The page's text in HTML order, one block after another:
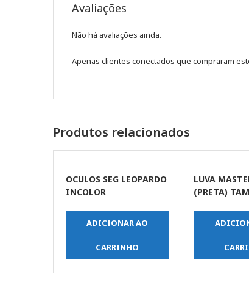
Avaliações
Não há avaliações ainda.
Apenas clientes conectados que compraram
Produtos relacionados
OCULOS SEG LEOPARDO
INCOLOR
ADICIONAR AO
CARRINHO
LUVA
(PRETA)